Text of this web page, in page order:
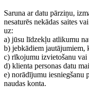
Saruna ar datu pārziņu,
nesaturēs nekādas saites
uz:
a) jūsu līdzekļu atlikumu
b) jebkādiem jautājumiem,
c) rīkojumu izvietošanu vai
d) klienta personas datu
e) norādījumu iesniegšanu
naudas konta.